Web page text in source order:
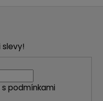
slevy!
podmínkami